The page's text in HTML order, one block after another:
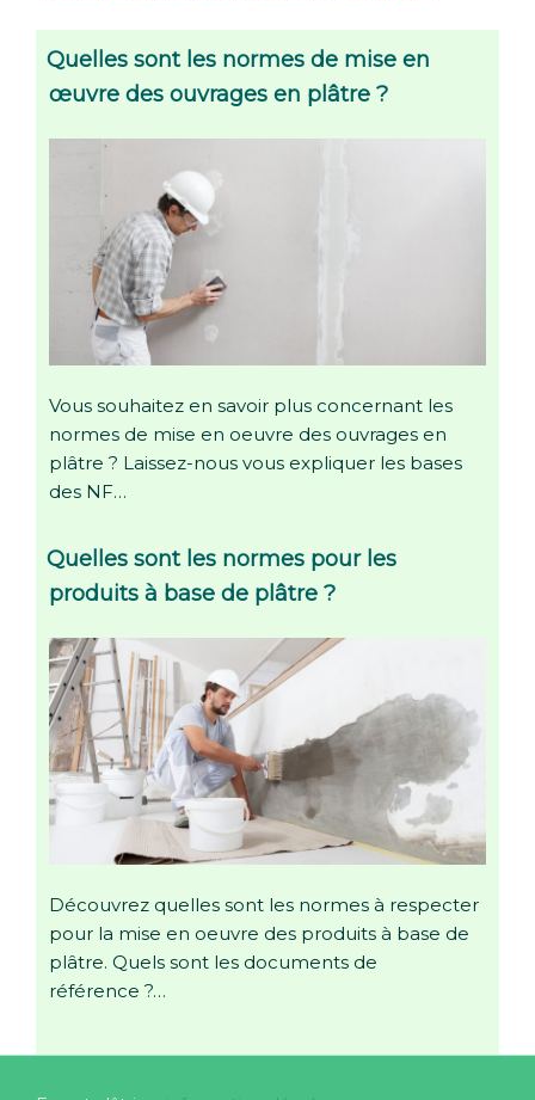
Quelles sont les normes de mise en
œuvre des ouvrages en plâtre ?
Vous souhaitez en savoir plus concernant les
normes de mise en oeuvre des ouvrages en
plâtre ? Laissez-nous vous expliquer les bases
des NF…
Quelles sont les normes pour les
produits à base de plâtre ?
Découvrez quelles sont les normes à respecter
pour la mise en oeuvre des produits à base de
plâtre. Quels sont les documents de
référence ?…